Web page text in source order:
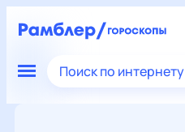
Поиск по интернету